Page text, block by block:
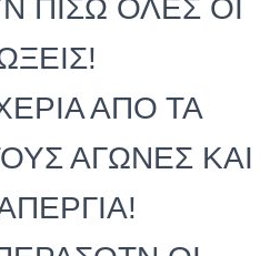
ΠΙΣΩ ΟΛΕΣ ΟΙ
ΑΠΟ ΤΑ
ΑΓΩΝΕΣ ΚΑΙ